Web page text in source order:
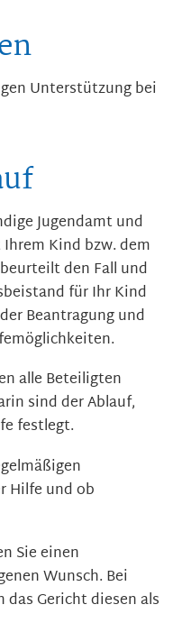
Unterstützung bei
Jugendamt und
Kind bzw. dem
den Fall und
für Ihr Kind
Beantragung und
alle Beteiligten
sind der Ablauf,
festlegt.
Hilfe und ob
Sie einen
Wunsch. Bei
das Gericht diesenals